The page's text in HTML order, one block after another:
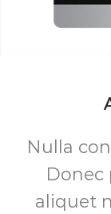
Nulla
Donec
aliquet